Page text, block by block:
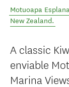
Motuoapa
New Zealand.
A classic
enviable
Marina